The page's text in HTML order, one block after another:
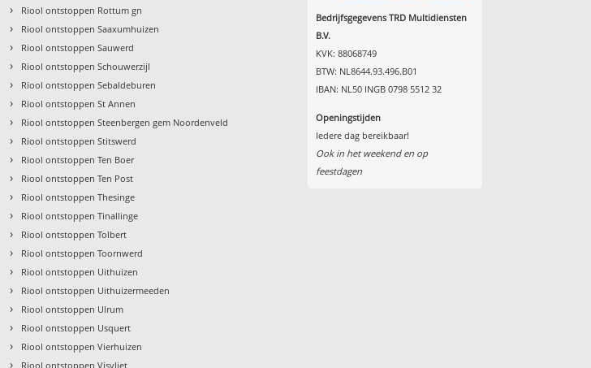
› Riool ontstoppen Rottum gn
› Riool ontstoppen Saaxumhuizen
› Riool ontstoppen Sauwerd
› Riool ontstoppen Schouwerzijl
› Riool ontstoppen Sebaldeburen
› Riool ontstoppen St Annen
› Riool ontstoppen Steenbergen gem Noordenveld
› Riool ontstoppen Stitswerd
› Riool ontstoppen Ten Boer
› Riool ontstoppen Ten Post
› Riool ontstoppen Thesinge
› Riool ontstoppen Tinallinge
› Riool ontstoppen Tolbert
› Riool ontstoppen Toornwerd
› Riool ontstoppen Uithuizen
› Riool ontstoppen Uithuizermeeden
› Riool ontstoppen Ulrum
› Riool ontstoppen Usquert
› Riool ontstoppen Vierhuizen
› Riool ontstoppen Visvliet
Bedrijfsgegevens TRD Multidiensten
B.V.
KVK: 88068749
BTW: NL8644.93.496.B01
IBAN: NL50 INGB 0798 5512 32
Openingstijden
Iedere dag bereikbaar!
Ook in het weekend en op
feestdagen